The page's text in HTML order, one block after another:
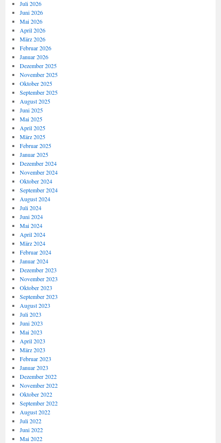
Juli 2026
Juni 2026
Mai 2026
April 2026
März 2026
Februar 2026
Januar 2026
Dezember 2025
November 2025
Oktober 2025
September 2025
August 2025
Juni 2025
Mai 2025
April 2025
März 2025
Februar 2025
Januar 2025
Dezember 2024
November 2024
Oktober 2024
September 2024
August 2024
Juli 2024
Juni 2024
Mai 2024
April 2024
März 2024
Februar 2024
Januar 2024
Dezember 2023
November 2023
Oktober 2023
September 2023
August 2023
Juli 2023
Juni 2023
Mai 2023
April 2023
März 2023
Februar 2023
Januar 2023
Dezember 2022
November 2022
Oktober 2022
September 2022
August 2022
Juli 2022
Juni 2022
Mai 2022